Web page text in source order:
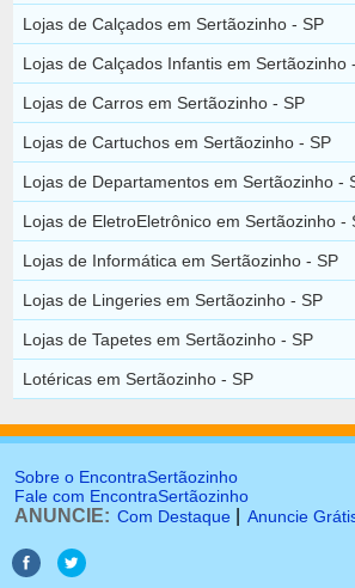
Lojas de Calçados em Sertãozinho - SP
Lojas de Calçados Infantis em Sertãozinho
Lojas de Carros em Sertãozinho - SP
Lojas de Cartuchos em Sertãozinho - SP
Lojas de Departamentos em Sertãozinho -
Lojas de EletroEletrônico em Sertãozinho -
Lojas de Informática em Sertãozinho - SP
Lojas de Lingeries em Sertãozinho - SP
Lojas de Tapetes em Sertãozinho - SP
Lotéricas em Sertãozinho - SP
Sobre o EncontraSertãozinho
Fale com EncontraSertãozinho
ANUNCIE: Com Destaque Anuncie